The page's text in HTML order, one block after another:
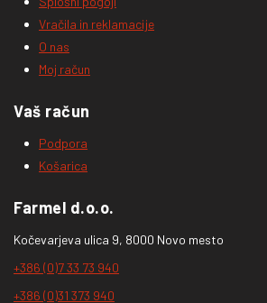
Vračila in reklamacije
O nas
Moj račun
Vaš račun
Podpora
Košarica
Farmel d.o.o.
Kočevarjeva ulica 9, 8000 Novo mesto
+386 (0)7 33 73 940
+386 (0)31 373 940